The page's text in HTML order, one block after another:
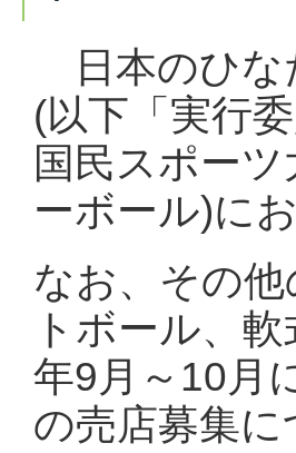
日本のひな
(以下「実行
国民スポー
ーボール)に
なお、その
トボール、
年9月～10月
の売店募集